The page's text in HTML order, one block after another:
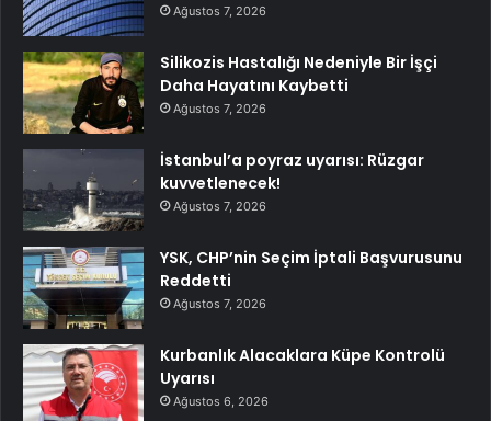
Ağustos 7, 2026
Silikozis Hastalığı Nedeniyle Bir İşçi
Daha Hayatını Kaybetti
Ağustos 7, 2026
İstanbul’a poyraz uyarısı: Rüzgar
kuvvetlenecek!
Ağustos 7, 2026
YSK, CHP’nin Seçim İptali Başvurusunu
Reddetti
Ağustos 7, 2026
Kurbanlık Alacaklara Küpe Kontrolü
Uyarısı
Ağustos 6, 2026